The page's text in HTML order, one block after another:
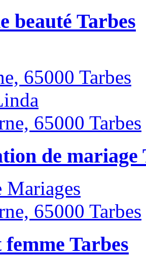
beauté Tarbes
65000 Tarbes
65000 Tarbes
de mariage
Mariages
65000 Tarbes
Tarbes